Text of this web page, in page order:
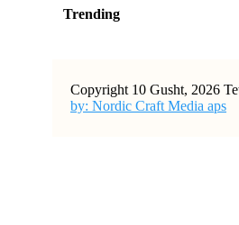
Trending
Copyright 10 Gusht, 2026
by: Nordic Craft Media aps